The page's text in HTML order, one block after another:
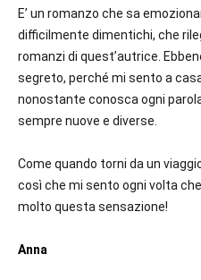
E’ un romanzo che sa
difficilmente dimentichi, che
romanzi di quest’autrice.
segreto, perché mi sento a
nonostante conosca ogni
sempre nuove e diverse.
Come quando torni da un
così che mi sento ogni volta
molto questa sensazione!
Anna